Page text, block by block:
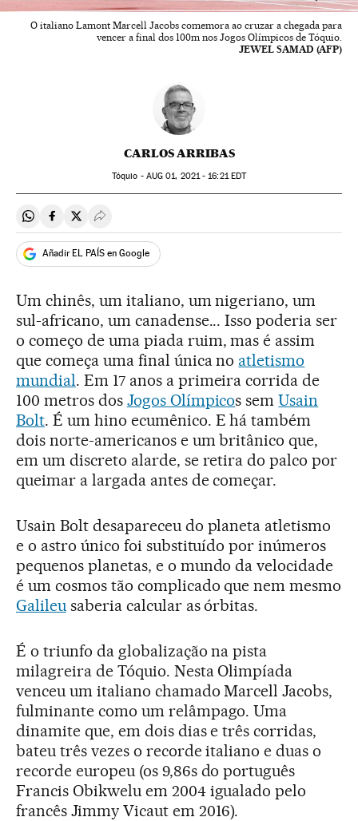
O italiano Lamont Marcell Jacobs comemora ao cruzar a chegada para
vencer a final dos 100m nos Jogos Olímpicos de Tóquio.
JEWEL SAMAD (AFP)
CARLOS ARRIBAS
Tóquio - AUG 01, 2021 - 16:21EDT
Compartir en Whatsapp
Compartir en Facebook
Compartir en Twitter
Desplegar Redes Sociales
Añadir EL PAÍS en Google
Um chinês, um italiano, um nigeriano, um
sul-africano, um canadense... Isso poderia ser
o começo de uma piada ruim, mas é assim
que começa uma final única no atletismo
mundial. Em 17 anos a primeira corrida de
100 metros dos Jogos Olímpicos semUsain
Bolt. É um hino ecumênico. E há também
dois norte-americanos e um britânico que,
em um discreto alarde, se retira do palco por
queimar a largada antes de começar.
Usain Bolt desapareceu do planeta atletismo
e o astro único foi substituído por inúmeros
pequenos planetas, e o mundo da velocidade
é um cosmos tão complicado que nem mesmo
Galileusaberia calcular as órbitas.
É o triunfo da globalização na pista
milagreira de Tóquio. Nesta Olimpíada
venceu um italiano chamado Marcell Jacobs,
fulminante como um relâmpago. Uma
dinamite que, em dois dias e três corridas,
bateu três vezes o recorde italiano e duas o
recorde europeu (os 9,86s do português
Francis Obikwelu em 2004 igualado pelo
francês Jimmy Vicaut em 2016).